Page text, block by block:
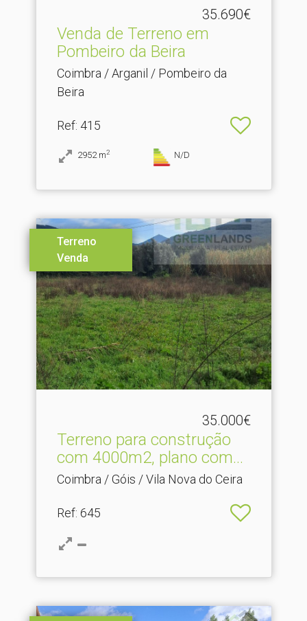
35.690€
Venda de Terreno em
Pombeiro da Beira
Coimbra / Arganil / Pombeiro da
Beira
Ref: 415
2952 m2 N/D
Terreno
Venda
35.000€
Terreno para construção
com 4000m2, plano com.​..
Coimbra / Góis / Vila Nova do Ceira
Ref: 645